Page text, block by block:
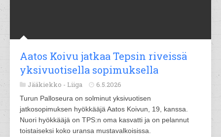
Aatos Koivu jatkaa Tepsin riveissä
yksivuotisella sopimuksella
Jääkiekko - Liiga 6.5.2026
Turun Palloseura on solminut yksivuotisen
jatkosopimuksen hyökkääjä Aatos Koivun, 19, kanssa.
Nuori hyökkääjä on TPS:n oma kasvatti ja on pelannut
toistaiseksi koko uransa mustavalkoisissa.